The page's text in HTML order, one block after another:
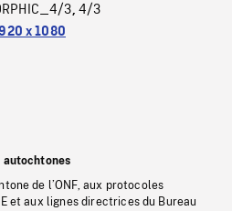
3, 4/3
x 1080
autochtones
de l’ONF, aux protocoles
et aux lignes directrices du Bureau